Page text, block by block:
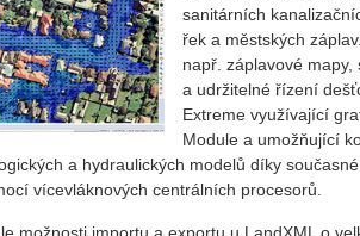
sanitárních
řek a městských
např. záplavové
a udržitelné řízení
Extreme využívající
Module a umožňující
a hy­d­ra­ulic­kých modelů díky
vícevláknových centrálních procesorů.